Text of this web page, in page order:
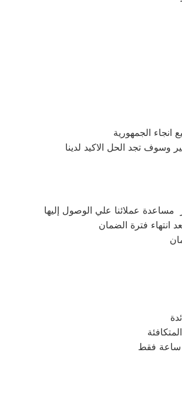
انجاء الجمهورية
وسوف تجد الحل الاكيد لدينا
عملائنا علي الوصول إليها
فترة الضمان